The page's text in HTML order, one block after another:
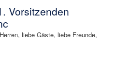
Vorsitzenden
liebe Gäste, liebe Freunde,